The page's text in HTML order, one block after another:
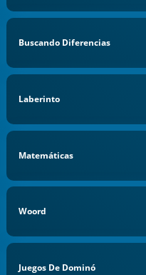
Buscando Diferencias
Laberinto
Matemáticas
Woord
Juegos De Dominó